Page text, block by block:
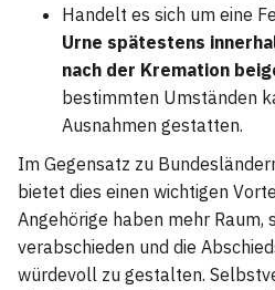
Handelt es sich um eine
Urne spätestens
nach der Kremation
bestimmten Umständen
Ausnahmen gestatten.
Im Gegensatz zu
bietet dies einen wichtigen
Angehörige haben mehr Raum,
verabschieden und die
würdevoll zu gestalten.